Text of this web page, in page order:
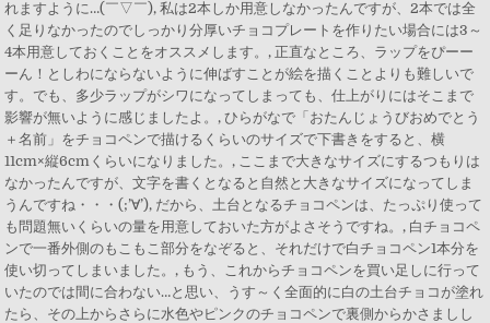
れますように…(￣▽￣), 私は2本しか用意しなかったんですが、2本では全
く足りなかったのでしっかり分厚いチョコプレートを作りたい場合には3～
4本用意しておくことをオススメします。, 正直なところ、ラップをぴーー
ーん！としわにならないように伸ばすことが絵を描くことよりも難しいで
す。でも、多少ラップがシワになってしまっても、仕上がりにはそこまで
影響が無いように感じましたよ。, ひらがなで「おたんじょうびおめでとう
＋名前」をチョコペンで描けるくらいのサイズで下書きをすると、横
11cm×縦6cmくらいになりました。, ここまで大きなサイズにするつもりは
なかったんですが、文字を書くとなると自然と大きなサイズになってしま
うんですね・・・(;’∀’), だから、土台となるチョコペンは、たっぷり使って
も問題無いくらいの量を用意しておいた方がよさそうですね。, 白チョコペ
ンで一番外側のもこもこ部分をなぞると、それだけで白チョコペン1本分を
使い切ってしまいました。, もう、これからチョコペンを買い足しに行って
いたのでは間に合わない…と思い、うす～く全面的に白の土台チョコが塗れ
たら、その上からさらに水色やピンクのチョコペンで裏側からかさましし